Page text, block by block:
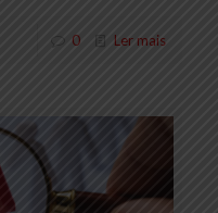
0 Ler mais